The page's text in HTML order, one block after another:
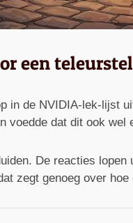
een
in de NVIDIA-lek-lijst
dat dit ook
De reacties
zegt genoeg over